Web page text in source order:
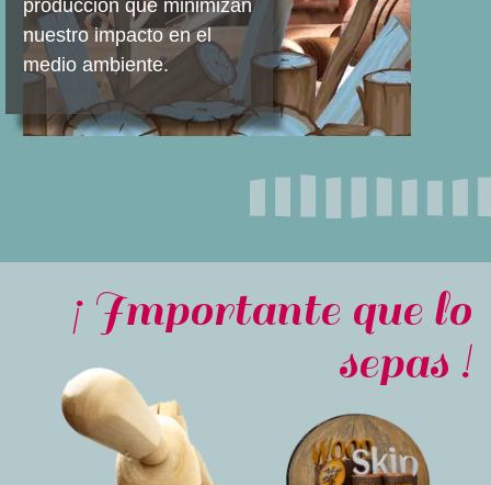
producción que minimizan
nuestro impacto en el
medio ambiente.
¡ Importante que lo
sepas !